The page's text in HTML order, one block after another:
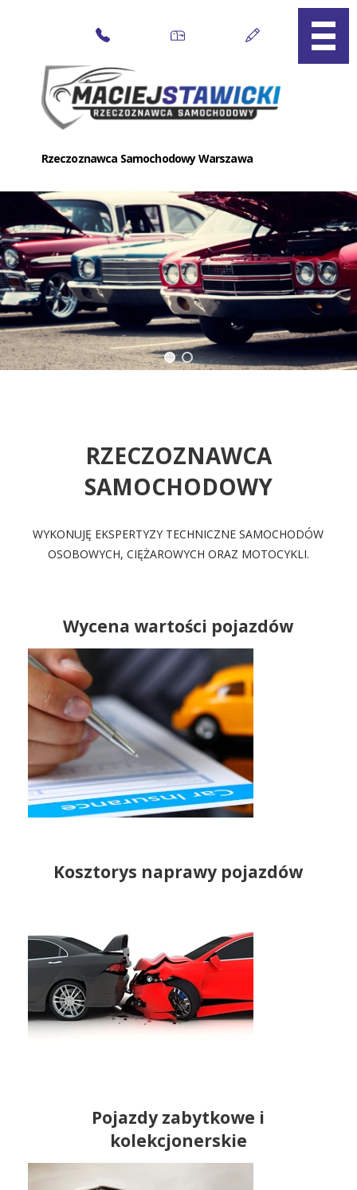
Rzeczoznawca Samochodowy Warszawa
RZECZOZNAWCA
SAMOCHODOWY
WYKONUJĘ EKSPERTYZY TECHNICZNE SAMOCHODÓW
OSOBOWYCH, CIĘŻAROWYCH ORAZ MOTOCYKLI.
Wycena wartości pojazdów
Kosztorys naprawy pojazdów
Pojazdy zabytkowe i
kolekcjonerskie